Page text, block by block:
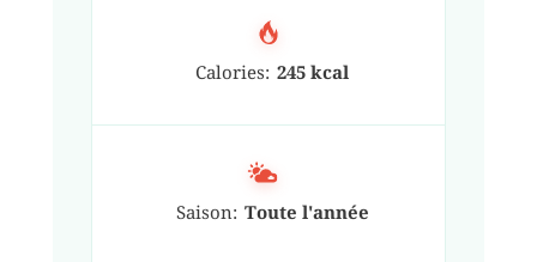
Calories: 245 kcal
Saison: Toute l'année